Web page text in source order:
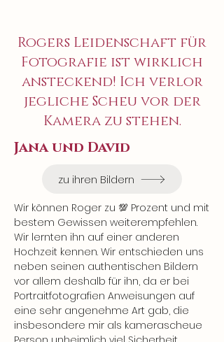
Rogers Leidenschaft für
Fotografie ist wirklich
ansteckend! Ich verlor
jegliche Scheu vor der
Kamera zu stehen.
Jana und David
zu ihren Bildern
Wir können Roger zu 💯 Prozent und mit
bestem Gewissen weiterempfehlen.
Wir lernten ihn auf einer anderen
Hochzeit kennen. Wir entschieden uns
neben seinen authentischen Bildern
vor allem deshalb für ihn, da er bei
Portraitfotografien Anweisungen auf
eine sehr angenehme Art gab, die
insbesondere mir als kamerascheue